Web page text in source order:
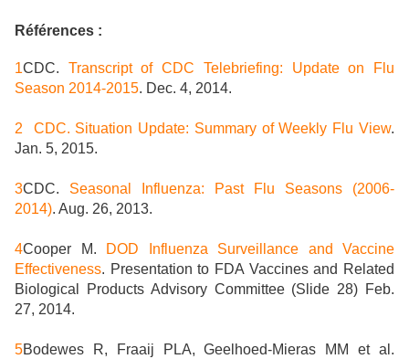
Références :
1CDC. Transcript of CDC Telebriefing: Update on Flu
Season 2014-2015. Dec. 4, 2014.
2 CDC. Situation Update: Summary of Weekly Flu View.
Jan. 5, 2015.
3CDC. Seasonal Influenza: Past Flu Seasons (2006-
2014). Aug. 26, 2013.
4Cooper M.
DOD Influenza Surveillance and Vaccine
Effectiveness. Presentation to FDA Vaccines and Related
Biological Products Advisory Committee (Slide 28) Feb.
27, 2014.
5Bodewes R, Fraaij PLA, Geelhoed-Mieras MM et al.